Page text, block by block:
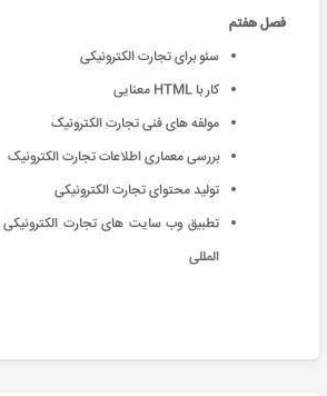
فصل هفتم
سئو برای تجارت الکترونیکی
کار با HTML معنایی
مولفه های فنی تجارت الکترونیک
بررسی معماری اطلاعات تجارت الکترونیک
تولید محتوای تجارت الکترونیکی
تطبیق وب سایت های تجارت الکترونیکی
المللی